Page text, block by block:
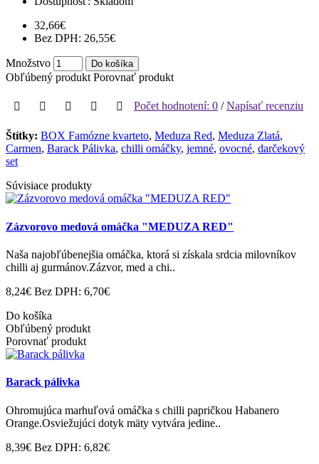
32,66€
Bez DPH: 26,55€
Množstvo Do košíka
Obľúbený produkt Porovnať produkt
Počet hodnotení: 0 /Napísať recenziu
Štítky: BOX Famózne kvarteto, Meduza Red, Meduza Zlatá,
Carmen, Barack Pálivka, chilli omáčky, jemné, ovocné, darčekový
set
Súvisiace produkty
Zázvorovo medová omáčka "MEDUZA RED"
Naša najobľúbenejšia omáčka, ktorá si získala srdcia milovníkov
chilli aj gurmánov.Zázvor, med a chi..
8,24€ Bez DPH: 6,70€
Do košíka
Obľúbený produkt
Porovnať produkt
Barack pálivka
Ohromujúca marhuľová omáčka s chilli papričkou Habanero
Orange.Osviežujúci dotyk mäty vytvára jedine..
8,39€ Bez DPH: 6,82€